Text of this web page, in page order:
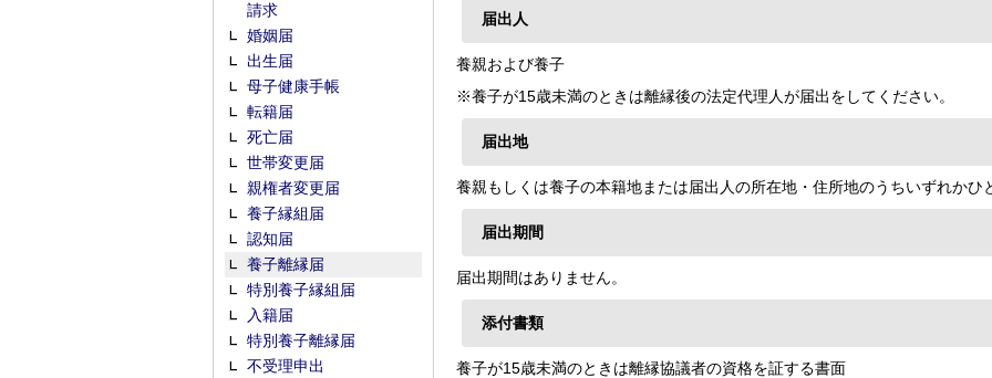
請求
婚姻届
出生届
母子健康手帳
転籍届
死亡届
世帯変更届
親権者変更届
養子縁組届
認知届
養子離縁届
特別養子縁組届
入籍届
特別養子離縁届
不受理申出
届出人
養親および養子
※養子が15歳未満のときは離縁後の法定代理人が届出をしてください。
届出地
養親もしくは養子の本籍地または届出人の所在地・住所地のうちいずれかひ
届出期間
届出期間はありません。
添付書類
養子が15歳未満のときは離縁協議者の資格を証する書面